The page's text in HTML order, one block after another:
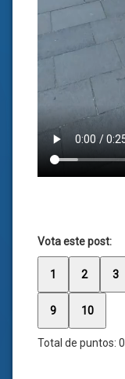
Vota este post:
1 2 3
9 10
Total de puntos: 0